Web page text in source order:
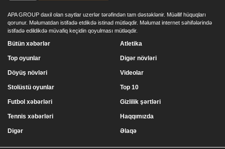
APA GROUP daxil olan saytlar uzerlər tərəfindən tam dəstəklənir. Müəllif hüquqları
qorunur. Məlumatdan istifadə etdikdə istinad mütləqdir. Məlumat internet səhifələrində
istifadə edildikdə müvafiq keçidin qoyulması mütləqdir.
Bütün xəbərlər
Top oyunlar
Döyüş növləri
Stolüstü oyunlar
Atletika
Digər növləri
Videolar
Top 10
Futbol xəbərləri
Tennis xəbərləri
Digər
Gizlilik şərtləri
Haqqımızda
Əlaqə